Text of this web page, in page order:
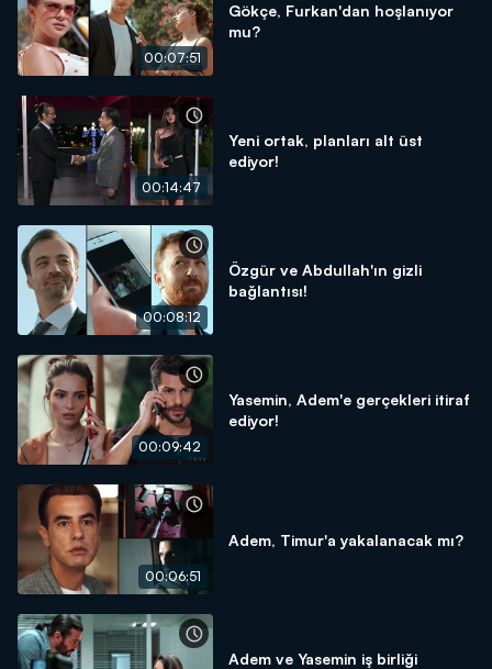
00:07:51
Gökçe, Furkan'dan hoşlanıyor
mu?
00:14:47
Yeni ortak, planları alt üst
ediyor!
00:08:12
Özgür ve Abdullah'ın gizli
bağlantısı!
00:09:42
Yasemin, Adem'e gerçekleri itiraf
ediyor!
00:06:51
Adem, Timur'a yakalanacak mı?
Adem ve Yasemin iş birliği